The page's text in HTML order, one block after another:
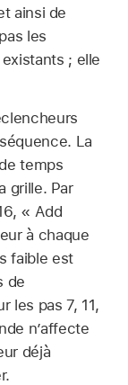
ainsi de
les
; elle
La
temps
grille. Par
« Add
à chaque
faible est
de
les pas 7, 11,
n’affecte
déjà